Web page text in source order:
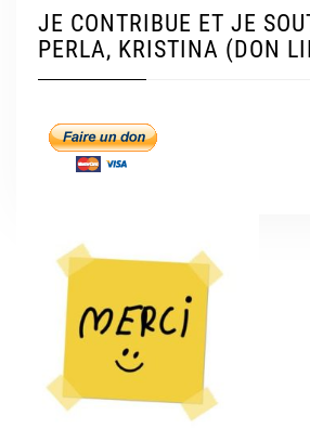
JE CONTRIBUE ET JE
PERLA, KRISTINA (DON